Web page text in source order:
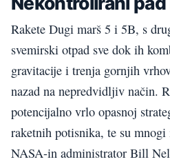
Rakete Dugi marš 5 i 5B, s
svemirski otpad sve dok ih
gravitacije i trenja gornjih
nazad na nepredvidljiv način.
potencijalno vrlo opasnoj
raketnih potisnika, te su
NASA-in administrator Bill